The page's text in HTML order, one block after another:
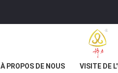
À PROPOS DE NOUS VISITE DE